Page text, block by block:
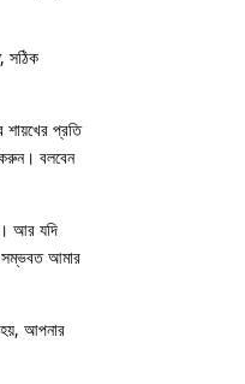
, সঠিক
প্রতি
বলবেন
আর যদি
সম্ভবত আমার
আপনার